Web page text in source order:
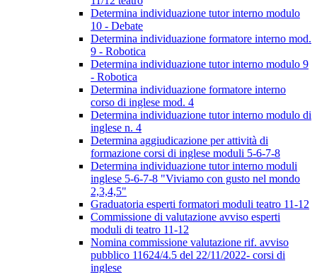
Determina individuazione tutor interno modulo
10 - Debate
Determina individuazione formatore interno mod.
9 - Robotica
Determina individuazione tutor interno modulo 9
- Robotica
Determina individuazione formatore interno
corso di inglese mod. 4
Determina individuazione tutor interno modulo di
inglese n. 4
Determina aggiudicazione per attività di
formazione corsi di inglese moduli 5-6-7-8
Determina individuazione tutor interno moduli
inglese 5-6-7-8 "Viviamo con gusto nel mondo
2,3,4,5"
Graduatoria esperti formatori moduli teatro 11-12
Commissione di valutazione avviso esperti
moduli di teatro 11-12
Nomina commissione valutazione rif. avviso
pubblico 11624/4.5 del 22/11/2022- corsi di
inglese